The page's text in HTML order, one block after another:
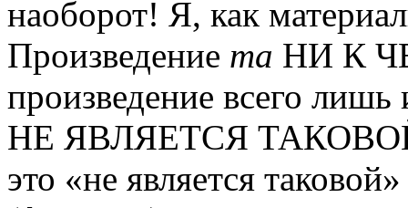
наоборот! Я, как
Произведение ma НИ К
произведение всего
НЕ ЯВЛЯЕТСЯ ТАКОВОЙ.
это «не является